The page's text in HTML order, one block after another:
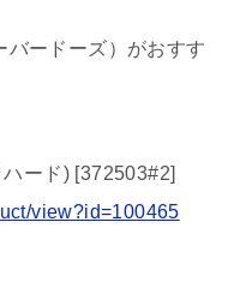
ードーズ）がおすす
ード) [372503#2]
view?id=100465